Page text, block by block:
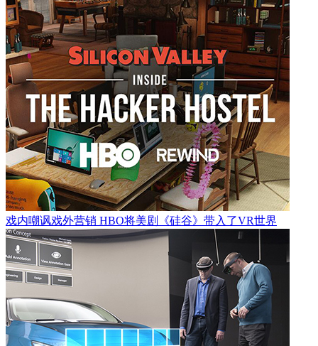
戏内嘲讽戏外营销 HBO将美剧《硅谷》带入了VR世界